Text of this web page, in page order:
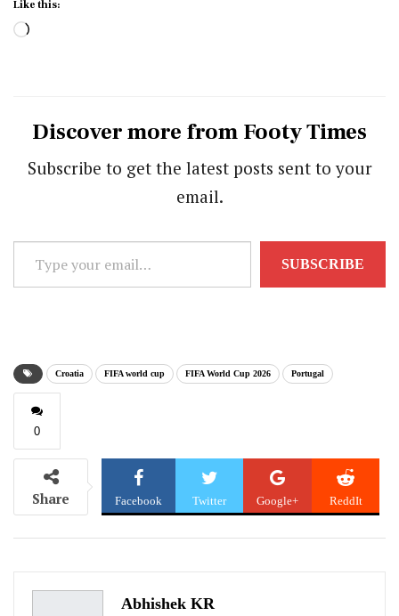
Like this:
Loading…
Discover more from Footy Times
Subscribe to get the latest posts sent to your
email.
Type
your
SUBSCRIBE
Croatia FIFA world cup FIFA World Cup 2026 Portugal
0
Share Facebook Twitter Google+ ReddIt
Abhishek KR